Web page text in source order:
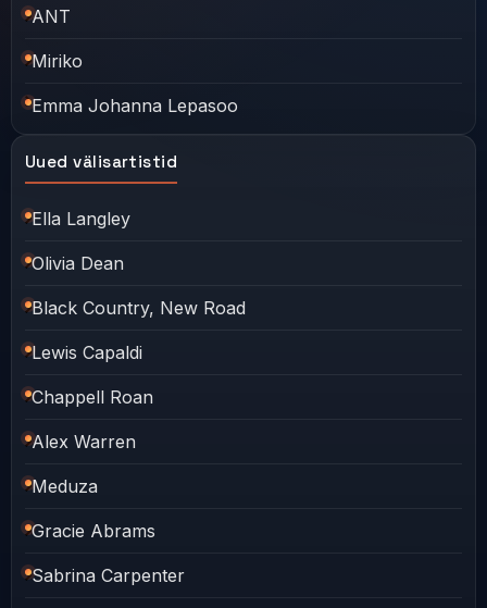
ANT
Miriko
Emma Johanna Lepasoo
Uued välisartistid
Ella Langley
Olivia Dean
Black Country, New Road
Lewis Capaldi
Chappell Roan
Alex Warren
Meduza
Gracie Abrams
Sabrina Carpenter